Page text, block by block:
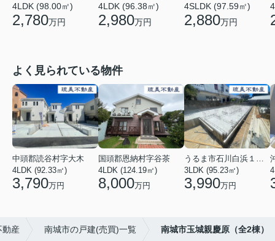
4LDK (98.00㎡)
2,780万円
4LDK (96.38㎡)
2,980万円
4SLDK (97.59㎡)
2,880万円
よく見られている物件
中頭郡読谷村字大木
4LDK (92.33㎡)
3,790万円
国頭郡恩納村字谷茶
4LDK (124.19㎡)
8,000万円
3LDK (95.23㎡)
3,990万円
動産 南城市の戸建(売買)一覧 南城市玉城親慶原（全2棟）